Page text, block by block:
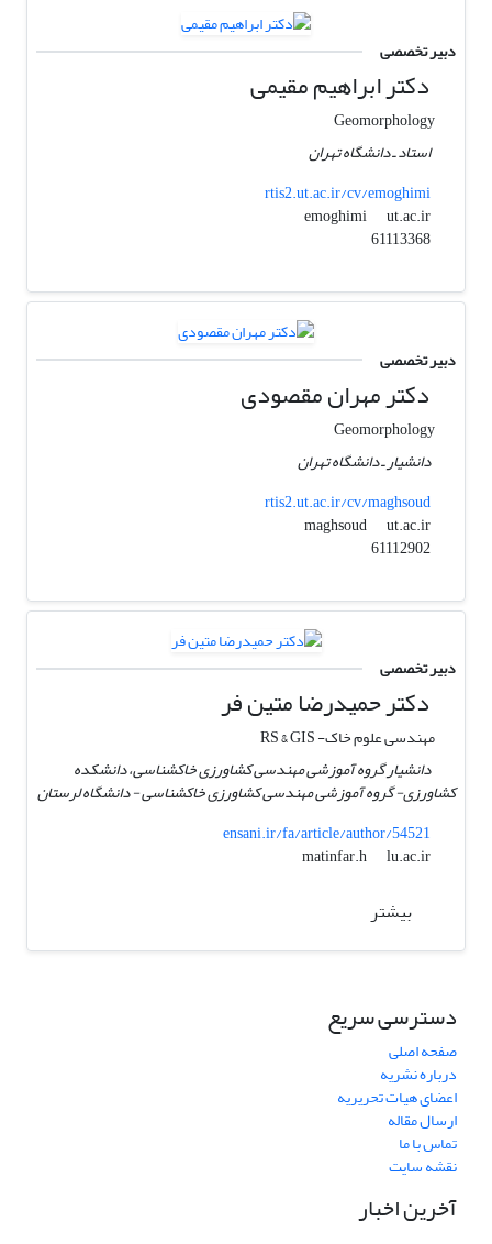
دبیر تخصصی
دکتر ابراهیم مقیمی
Geomorphology
استاد ـ دانشگاه تهران
rtis2.ut.ac.ir/cv/emoghimi
emoghimi
ut.ac.ir
61113368
دبیر تخصصی
دکتر مهران مقصودی
Geomorphology
دانشیار ـ دانشگاه تهران
rtis2.ut.ac.ir/cv/maghsoud
maghsoud
ut.ac.ir
61112902
دبیر تخصصی
دکتر حمیدرضا متین فر
مهندسی علوم خاک- RS & GIS
دانشیار گروه آموزشی مهندسی کشاورزی خاکشناسی، دانشکده
کشاورزی- گروه آموزشی مهندسی کشاورزی خاکشناسی - دانشگاه لرستان
ensani.ir/fa/article/author/54521
matinfar.h
lu.ac.ir
بیشتر
دسترسی سریع
صفحه اصلی
درباره نشریه
اعضای هیات تحریریه
ارسال مقاله
تماس با ما
نقشه سایت
آخرین اخبار